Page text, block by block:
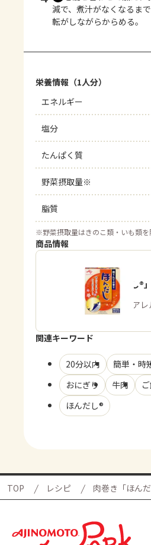
減で、煮汁がなくなるまで
転がしながらからめる。
栄養情報（1人分）
エネルギー
塩分
たんぱく質
野菜摂取量※
脂質
※野菜摂取量はきのこ類・いも類を
商品情報
「ほんだし®」
商品・アレ
関連キーワード
20分以内 簡単・時
おにぎり
牛肉
ほんだし®
TOP レシピ 肉巻き「ほん